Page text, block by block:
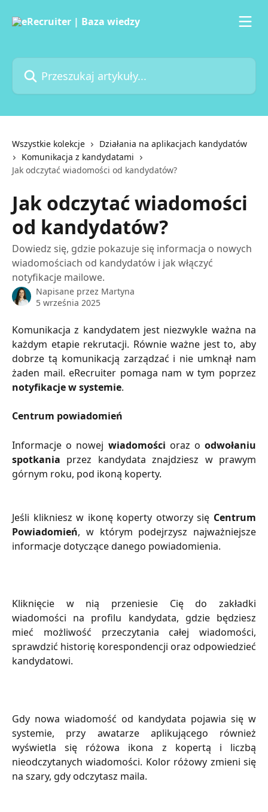
Przeszukaj artykuły...
Wszystkie kolekcje
Działania na aplikacjach kandydatów
Komunikacja z kandydatami
Jak odczytać wiadomości od kandydatów?
Jak odczytać wiadomości
od kandydatów?
Dowiedz się, gdzie pokazuje się informacja o nowych
wiadomościach od kandydatów i jak włączyć
notyfikacje mailowe.
Napisane przez Martyna
5 września 2025
Komunikacja z kandydatem jest niezwykle ważna na
każdym etapie rekrutacji. Równie ważne jest to, aby
dobrze tą komunikacją zarządzać i nie umknął nam
żaden mail. eRecruiter pomaga nam w tym poprzez
notyfikacje w systemie.
Centrum powiadomień
Informacje o nowej wiadomości oraz o odwołaniu
spotkania przez kandydata znajdziesz w prawym
górnym roku, pod ikoną koperty.
Jeśli klikniesz w ikonę koperty otworzy się Centrum
Powiadomień, w którym podejrzysz najważniejsze
informacje dotyczące danego powiadomienia.
Kliknięcie w nią przeniesie Cię do zakładki
wiadomości na profilu kandydata, gdzie będziesz
mieć możliwość przeczytania całej wiadomości,
sprawdzić historię korespondencji oraz odpowiedzieć
kandydatowi.
Gdy nowa wiadomość od kandydata pojawia się w
systemie, przy awatarze aplikującego również
wyświetla się różowa ikona z kopertą i liczbą
nieodczytanych wiadomości. Kolor różowy zmieni się
na szary, gdy odczytasz maila.